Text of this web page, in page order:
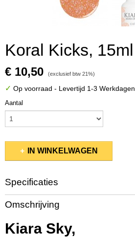
Koral Kicks, 15ml
€ 10,50 (exclusief btw 21%)
✓ Op voorraad - Levertijd 1-3 Werkdagen
Aantal
IN WINKELWAGEN
Specificaties
Productcode
KSGP089
EAN code
642337759994
Omschrijving
Kiara Sky,